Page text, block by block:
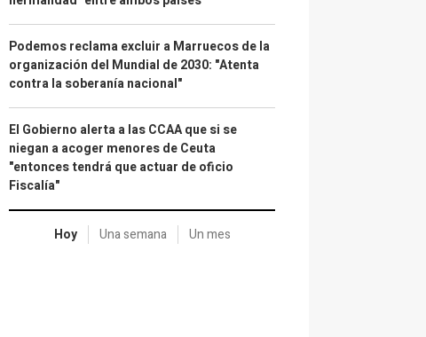
Podemos reclama excluir a Marruecos de la
organización del Mundial de 2030: "Atenta
contra la soberanía nacional"
El Gobierno alerta a las CCAA que si se
niegan a acoger menores de Ceuta
"entonces tendrá que actuar de oficio
Fiscalía"
Hoy Una semana Un mes